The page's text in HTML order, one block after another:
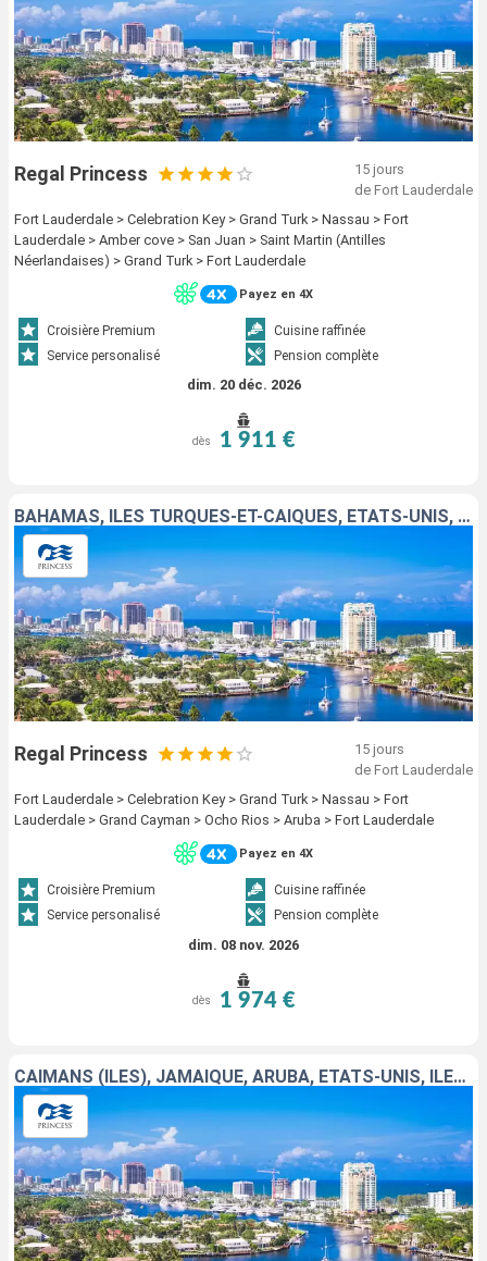
Regal Princess
15 jours
de Fort Lauderdale
Fort Lauderdale > Celebration Key > Grand Turk > Nassau > Fort
Lauderdale > Amber cove > San Juan > Saint Martin (Antilles
Néerlandaises) > Grand Turk > Fort Lauderdale
Payez en 4X
Croisière Premium
Cuisine raffinée
Service personalisé
Pension complète
dim. 20 déc. 2026
dès 1 911 €
BAHAMAS, ÎLES TURQUES-ET-CAÏQUES, ÉTATS-UNIS, CAÏMANS (ÎLES), JAMAÏQUE, ARUBA
Regal Princess
15 jours
de Fort Lauderdale
Fort Lauderdale > Celebration Key > Grand Turk > Nassau > Fort
Lauderdale > Grand Cayman > Ocho Rios > Aruba > Fort Lauderdale
Payez en 4X
Croisière Premium
Cuisine raffinée
Service personalisé
Pension complète
dim. 08 nov. 2026
dès 1 974 €
CAÏMANS (ÎLES), JAMAÏQUE, ARUBA, ÉTATS-UNIS, ÎLES TURQUES-ET-CAÏQUES, BAHAMAS